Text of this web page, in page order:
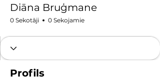
Diāna Bruģmane
0 Sekotāji 0 Sekojamie
Profils